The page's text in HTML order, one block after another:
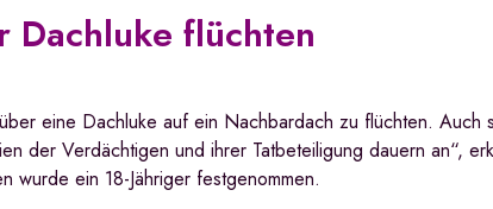
Dachluke flüchten
eine Dachluke auf ein Nachbardach zu flüchten. Auch
der Verdächtigen und ihrer Tatbeteiligung dauern an“,
wurde ein 18-Jähriger festgenommen.